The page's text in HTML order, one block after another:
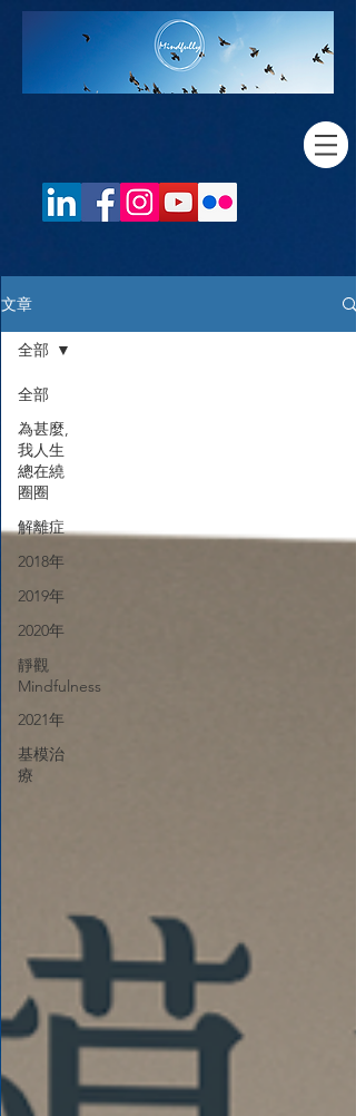
文章
全部
為甚麼,
我人生
總在繞
圈圈
解離症
2018年
2019年
2020年
靜觀
Mindfulness
2021年
基模治
療
全部